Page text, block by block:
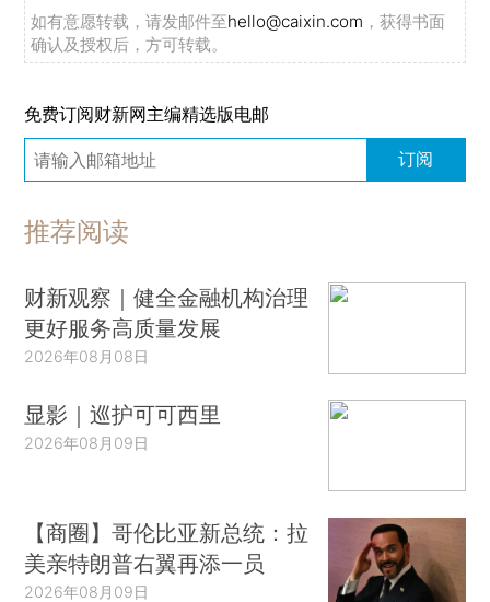
如有意愿转载，请发邮件至hello@caixin.com ，获得书面
确认及授权后，方可转载。
免费订阅财新网主编精选版电邮
订阅
推荐阅读
财新观察｜健全金融机构治理
更好服务高质量发展
2026年08月08日
显影｜巡护可可西里
2026年08月09日
【商圈】哥伦比亚新总统：拉
美亲特朗普右翼再添一员
2026年08月09日